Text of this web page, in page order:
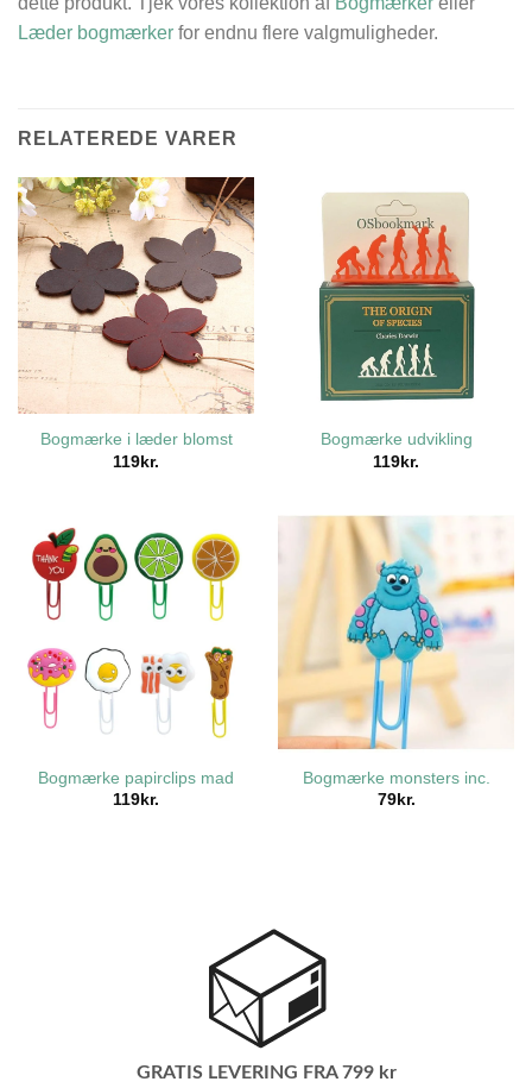
Læder bogmærker for endnu flere valgmuligheder.
RELATEREDE VARER
Bogmærke i læder blomst
119kr.
Bogmærke udvikling
119kr.
Bogmærke papirclips mad
119 kr.
Bogmærke monsters inc.
79kr.
GRATIS LEVERING FRA 799 kr